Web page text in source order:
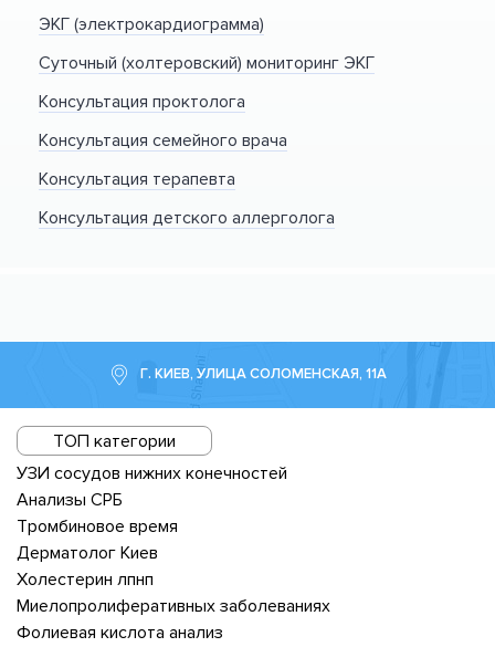
ЭКГ (электрокардиограмма)
Суточный (холтеровский) мониторинг ЭКГ
Консультация проктолога
Консультация семейного врача
Консультация терапевта
Консультация детского аллерголога
Г. КИЕВ, УЛИЦА СОЛОМЕНСКАЯ, 11А
ТОП категории
УЗИ сосудов нижних конечностей
Анализы СРБ
Тромбиновое время
Дерматолог Киев
Холестерин лпнп
Миелопролиферативных заболеваниях
Фолиевая кислота анализ